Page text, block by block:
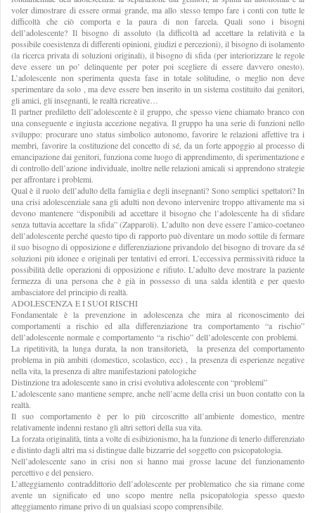
voler dimostrare di essere ormai grande, ma allo stesso tempo fare i conti con tutte le
difficoltà che ciò comporta e la paura di non farcela. Quali sono i bisogni
dell’adolescente? Il bisogno di assoluto (la difficoltà ad accettare la relatività e la
possibile coesistenza di differenti opinioni, giudizi e percezioni), il bisogno di isolamento
(la ricerca privata di soluzioni originali), il bisogno di sfida (per interiorizzare le regole
deve essere un po’ delinquente per poter poi scegliere di essere davvero onesto).
L’adolescente non sperimenta questa fase in totale solitudine, o meglio non deve
sperimentare da solo , ma deve essere ben inserito in un sistema costituito dai genitori,
gli amici, gli insegnanti, le realtà ricreative…
Il partner prediletto dell’adolescente è il gruppo, che spesso viene chiamato branco con
una conseguente e ingiusta accezione negativa. Il gruppo ha una serie di funzioni nello
sviluppo: procurare uno status simbolico autonomo, favorire le relazioni affettive tra i
membri, favorire la costituzione del concetto di sé, da un forte appoggio al processo di
emancipazione dai genitori, funziona come luogo di apprendimento, di sperimentazione e
di controllo dell’azione individuale, inoltre nelle relazioni amicali si apprendono strategie
per affrontare i problemi.
Qual è il ruolo dell’adulto della famiglia e degli insegnanti? Sono semplici spettatori? In
una crisi adolescenziale sana gli adulti non devono intervenire troppo attivamente ma si
devono mantenere “disponibili ad accettare il bisogno che l’adolescente ha di sfidare
senza tuttavia accettare la sfida” (Zapparoli). L’adulto non deve essere l’amico-coetaneo
dell’adolescente perché questo tipo di rapporto può diventare un modo sottile di fermare
il suo bisogno di opposizione e differenziazione privandolo del bisogno di trovare da sé
soluzioni più idonee e originali per tentativi ed errori. L’eccessiva permissività riduce la
possibilità delle operazioni di opposizione e rifiuto. L’adulto deve mostrare la paziente
fermezza di una persona che è già in possesso di una salda identità e per questo
ambasciatore del principio di realtà.
ADOLESCENZA E I SUOI RISCHI
Fondamentale è la prevenzione in adolescenza che mira al riconoscimento dei
comportamenti a rischio ed alla differenziazione tra comportamento “a rischio”
dell’adolescente normale e comportamento “a rischio” dell’adolescente con problemi.
La ripetitività, la lunga durata, la non transitorietà, la presenza del comportamento
problema in più ambiti (domestico, scolastico, ecc) , la presenza di esperienze negative
nella vita, la presenza di altre manifestazioni patologiche
Distinzione tra adolescente sano in crisi evolutiva adolescente con “problemi”
L’adolescente sano mantiene sempre, anche nell’acme della crisi un buon contatto con la
realtà.
Il suo comportamento è per lo più circoscritto all’ambiente domestico, mentre
relativamente indenni restano gli altri settori della sua vita.
La forzata originalità, tinta a volte di esibizionismo, ha la funzione di tenerlo differenziato
e distinto dagli altri ma si distingue dalle bizzarrie del soggetto con psicopatologia.
Nell’adolescente sano in crisi non si hanno mai grosse lacune del funzionamento
percettivo e del pensiero.
L’atteggiamento contraddittorio dell’adolescente per problematico che sia rimane come
avente un significato ed uno scopo mentre nella psicopatologia spesso questo
atteggiamento rimane privo di un qualsiasi scopo comprensibile.